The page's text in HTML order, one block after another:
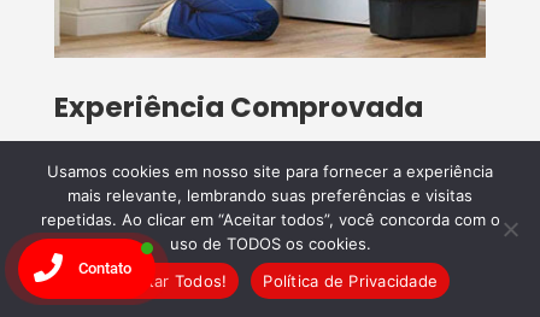
​Experiência Comprovada
referência noconserto de eletrodomésticos
em Santa Felicidade. Nossa equipe
especializada garante reparos de alta
qualidade, assegurando a durabilidade e
Usamos cookies em nosso site para fornecer a experiência
mais relevante, lembrando suas preferências e visitas
repetidas. Ao clicar em “Aceitar todos”, você concorda com o
uso de TODOS os cookies.
Aceitar Todos!
Política de Privacidade
Contato